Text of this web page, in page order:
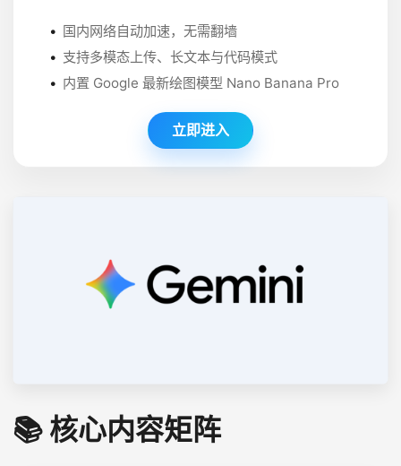
国内网络自动加速，无需翻墙
支持多模态上传、长文本与代码模式
内置 Google 最新绘图模型 Nano Banana Pro
立即进入
📚 核心内容矩阵